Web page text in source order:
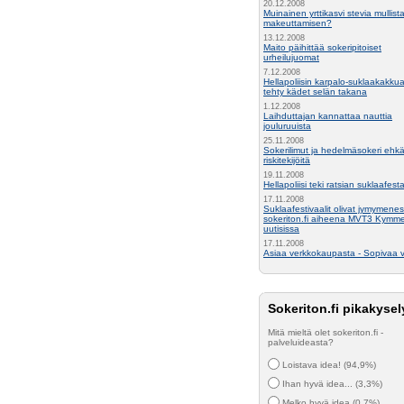
20.12.2008
Muinainen yrttikasvi stevia
makeuttamisen?
13.12.2008
Maito päihittää sokeripitoiset
urheilujuomat
7.12.2008
Hellapoliisin karpalo-
tehty kädet selän takana
1.12.2008
Laihduttajan kannattaa nauttia
jouluruuista
25.11.2008
Sokerilimut ja hedelmäsokeri
riskitekijöitä
19.11.2008
Hellapoliisi teki ratsian
17.11.2008
Suklaafestivaalit olivat
sokeriton.fi aiheena MVT3
uutisissa
17.11.2008
Asiaa verkkokaupasta - Sopivaa
Sokeriton.fi
Mitä mieltä olet sokeriton.fi -
palveluideasta?
Loistava idea! (94,9%)
Ihan hyvä idea... (3,3%)